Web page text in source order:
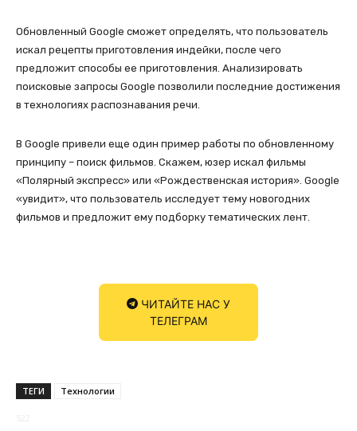
Обновленный Google сможет определять, что пользователь
искал рецепты приготовления индейки, после чего
предложит способы ее приготовления. Анализировать
поисковые запросы Google позволили последние достижения
в технологиях распознавания речи.
В Google привели еще один пример работы по обновленному
принципу – поиск фильмов. Скажем, юзер искал фильмы
«Полярный экспресс» или «Рождественская история». Google
«увидит», что пользователь исследует тему новогодних
фильмов и предложит ему подборку тематических лент.
ЧИТАЙТЕ НАС У
ТЕЛЕГРАМ
ТЕГИ Технологии